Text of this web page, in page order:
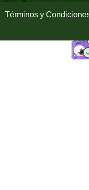
Términos y